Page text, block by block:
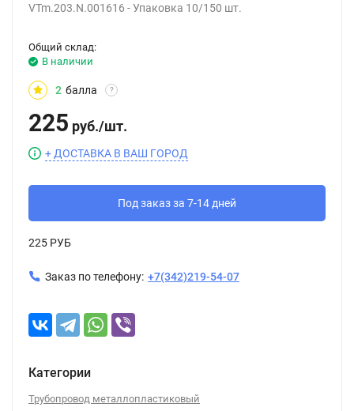
VTm.203.N.001616 - Упаковка 10/150 шт.
Общий склад:
В наличии
2 балла ?
225 руб./шт.
+ ДОСТАВКА В ВАШ ГОРОД
Под заказ за 7-14 дней
225 РУБ
Заказ по телефону: +7(342)219-54-07
Категории
Трубопровод металлопластиковый